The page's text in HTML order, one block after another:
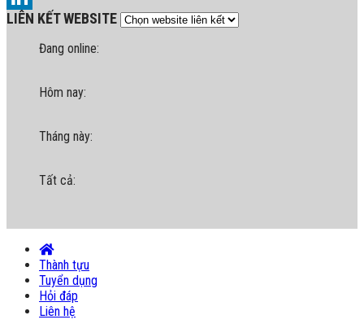
LinkedIn
LIÊN KẾT WEBSITE
Đang online:
Hôm nay:
Tháng này:
Tất cả:
Thành tựu
Tuyển dụng
Hỏi đáp
Liên hệ